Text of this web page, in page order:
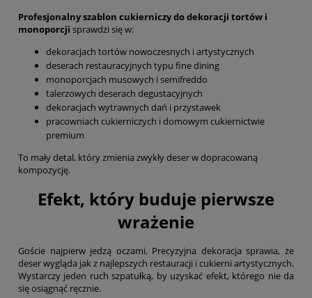
Profesjonalny szablon cukierniczy do dekoracji tortów i
monoporcji sprawdzi się w:
dekoracjach tortów nowoczesnych i artystycznych
deserach restauracyjnych typu fine dining
monoporcjach musowych i semifreddo
talerzowych deserach degustacyjnych
dekoracjach wytrawnych dań i przystawek
pracowniach cukierniczych i domowym cukiernictwie
premium
To mały detal, który zmienia zwykły deser w dopracowaną
kompozycję.
Efekt, który buduje pierwsze
wrażenie
Goście najpierw jedzą oczami. Precyzyjna dekoracja sprawia, że
deser wygląda jak z najlepszych restauracji i cukierni artystycznych.
Wystarczy jeden ruch szpatułką, by uzyskać efekt, którego nie da
się osiągnąć ręcznie.